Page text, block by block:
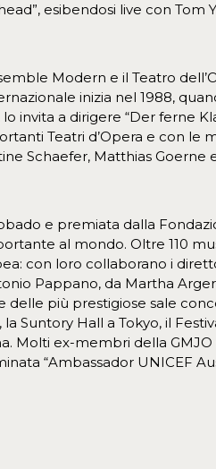
esibendosi live con Tom
Modern e il Teatro
inizia nel 1988,
invita a dirigere “Der ferne
Teatri d’Opera e con le
Schaefer, Matthias Goerne
e premiata dalla
al mondo. Oltre 110
con loro collaborano i
Pappano, da Martha
delle più prestigiose sale
Suntory Hall a Tokyo, il
Molti ex-membri della
“Ambassador UNICEF